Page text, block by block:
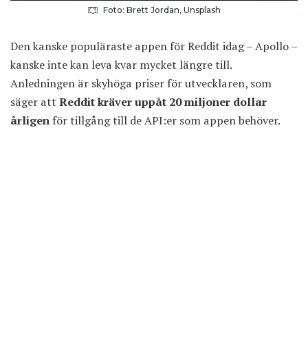
Foto: Brett Jordan, Unsplash
Den kanske populäraste appen för Reddit idag – Apollo –
kanske inte kan leva kvar mycket längre till.
Anledningen är skyhöga priser för utvecklaren, som
säger att Reddit kräver uppåt 20 miljoner dollar
årligen för tillgång till de API:er som appen behöver.